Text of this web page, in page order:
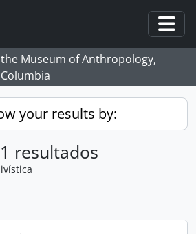
Museum of Anthropology,
your results by:
resultados